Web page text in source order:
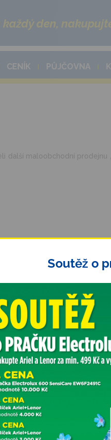
každý den,
CENÍK PŮJČOVNA
maloobchodní prodejnu
Nejbližší
Soutěž o